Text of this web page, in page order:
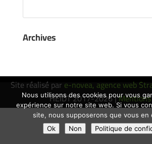
Archives
Site réalisé par e-novea, agence web
HEIDT 2017-2026 |
Nous utilisons des cookies pour vous
expérience sur notre site web. Si vous
site, nous supposerons que vous en
Ok
Non Politique de